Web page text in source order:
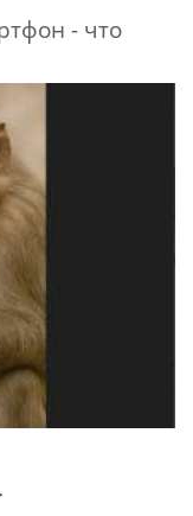
- что